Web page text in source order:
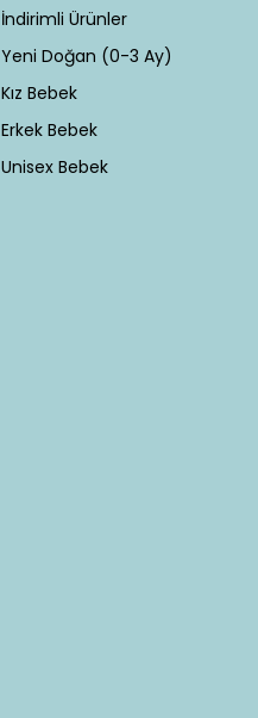
İndirimli Ürünler
Yeni Doğan (0-3 Ay)
Kız Bebek
Erkek Bebek
Unisex Bebek